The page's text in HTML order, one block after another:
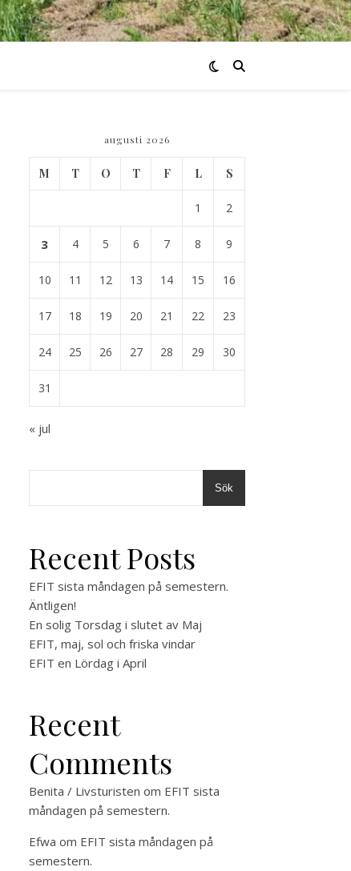
augusti 2026
M T O T F L S
1 2
3 4 5 6 7 8 9
10 11 12 13 14 15 16
17 18 19 20 21 22 23
24 25 26 27 28 29 30
31
« jul
Sök
Recent Posts
EFIT sista måndagen på semestern.
Äntligen!
En solig Torsdag i slutet av Maj
EFIT, maj, sol och friska vindar
EFIT en Lördag i April
Recent
Comments
Benita / Livsturisten om EFIT sista
måndagen på semestern.
Efwa om EFIT sista måndagen på
semestern.